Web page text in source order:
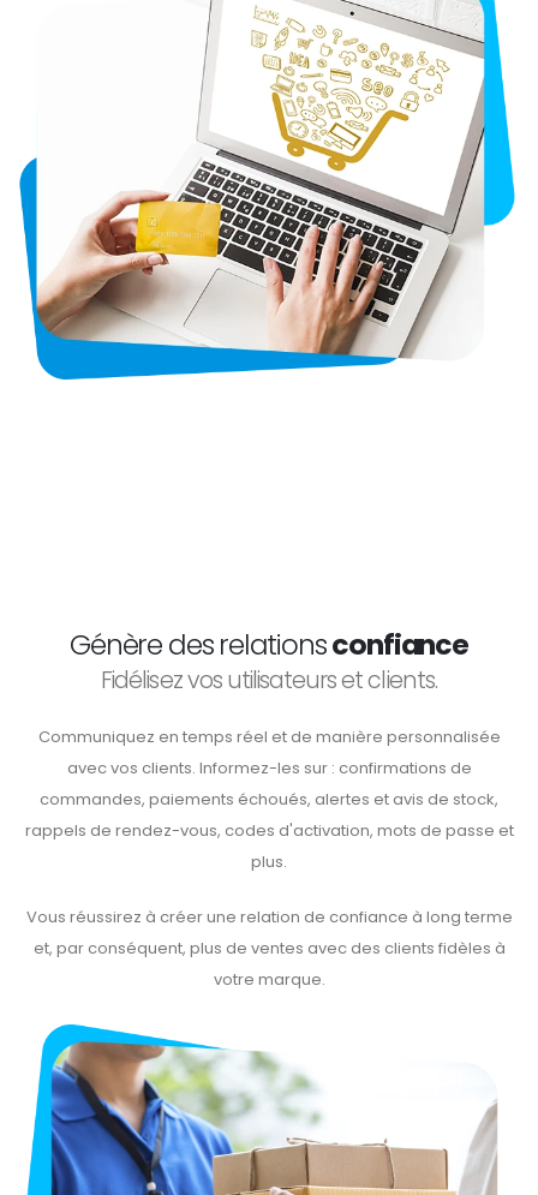
Génère des relationsconfiance
Fidélisez vos utilisateurs et clients.
Communiquez en temps réel et de manière personnalisée
avec vos clients. Informez-les sur : confirmations de
commandes, paiements échoués, alertes et avis de stock,
rappels de rendez-vous, codes d'activation, mots de passe et
plus.
Vous réussirez à créer une relation de confiance à long terme
et, par conséquent, plus de ventes avec des clients fidèles à
votre marque.